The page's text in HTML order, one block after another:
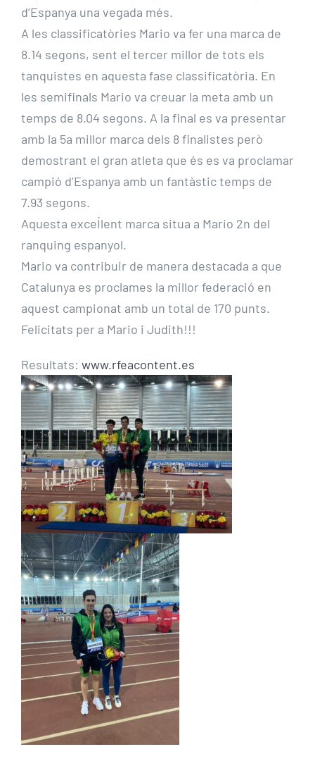
d’Espanya una vegada més.
A les classificatòries Mario va fer una marca de
8.14 segons, sent el tercer millor de tots els
tanquistes en aquesta fase classificatòria. En
les semifinals Mario va creuar la meta amb un
temps de 8.04 segons. A la final es va presentar
amb la 5a millor marca dels 8 finalistes però
demostrant el gran atleta que és es va proclamar
campió d’Espanya amb un fantàstic temps de
7.93 segons.
Aquesta excel·lent marca situa a Mario 2n del
ranquing espanyol.
Mario va contribuir de manera destacada a que
Catalunya es proclames la millor federació en
aquest campionat amb un total de 170 punts.
Felicitats per a Mario i Judith!!!
Resultats: www.rfeacontent.es